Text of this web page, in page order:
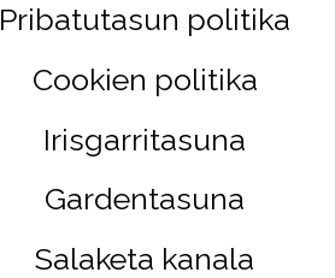
Pribatutasun politika
Cookien politika
Irisgarritasuna
Gardentasuna
Salaketa kanala